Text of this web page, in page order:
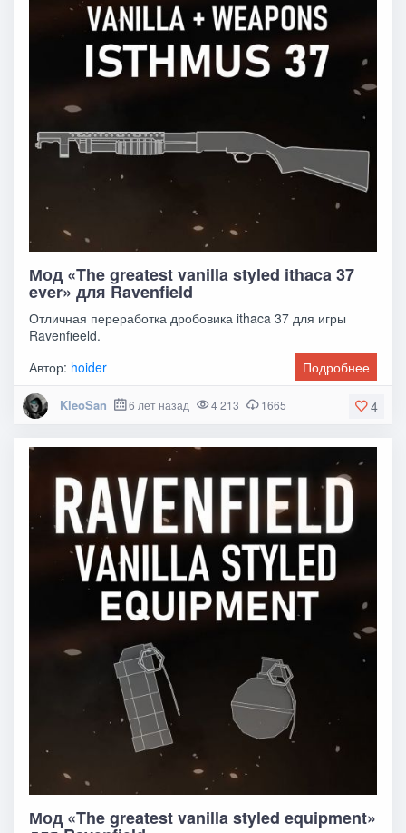
Мод «The greatest vanilla styled ithaca 37
ever» для Ravenfield
Отличная переработка дробовика ithaca 37 для игры
Ravenfieeld.
Автор: hoider Подробнее
4
KleoSan 6 лет назад 4 213 1665
Мод «The greatest vanilla styled equipment»